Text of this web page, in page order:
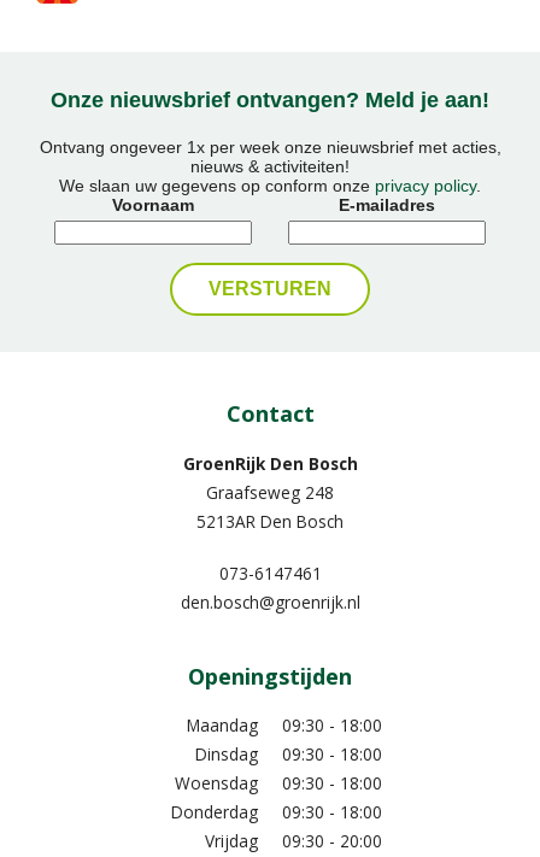
Onze nieuwsbrief ontvangen? Meld je aan!
Ontvang ongeveer 1x per week onze nieuwsbrief met acties,
nieuws & activiteiten!
We slaan uw gegevens op conform onze privacy policy.
Voornaam
E-mailadres
Contact
GroenRijk Den Bosch
Graafseweg 248
5213AR Den Bosch
073-6147461
den.bosch@groenrijk.nl
Openingstijden
Maandag
09:30 - 18:00
Dinsdag
09:30 - 18:00
Woensdag
09:30 - 18:00
Donderdag
09:30 - 18:00
Vrijdag
09:30 - 20:00